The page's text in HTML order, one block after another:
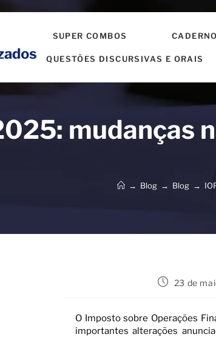
SUPER COMBOS
QUESTÕES DISCURSIVAS E ORAIS
mudanças
→ Blog → Blog →
23 de
O Imposto sobre Operações
importantes alterações